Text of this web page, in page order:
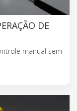
DE
manual sem